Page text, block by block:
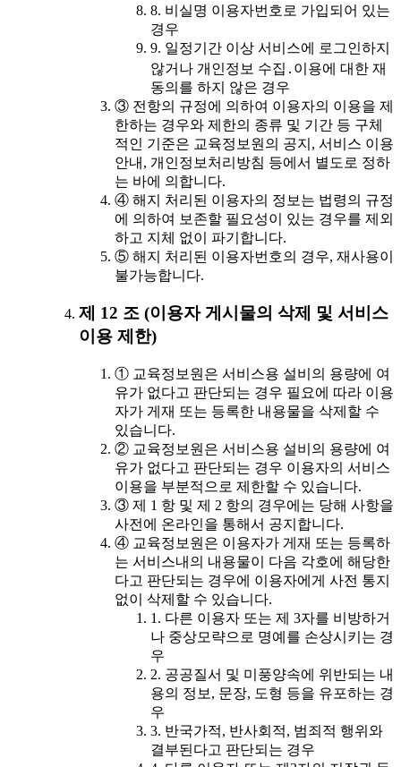
8. 비실명 이용자번호로 가입되어 있는
경우
9. 일정기간 이상 서비스에 로그인하지
않거나 개인정보 수집․이용에 대한 재
동의를 하지 않은 경우
③ 전항의 규정에 의하여 이용자의 이용을 제
한하는 경우와 제한의 종류 및 기간 등 구체
적인 기준은 교육정보원의 공지, 서비스 이용
안내, 개인정보처리방침 등에서 별도로 정하
는 바에 의합니다.
④ 해지 처리된 이용자의 정보는 법령의 규정
에 의하여 보존할 필요성이 있는 경우를 제외
하고 지체 없이 파기합니다.
⑤ 해지 처리된 이용자번호의 경우, 재사용이
불가능합니다.
제 12 조 (이용자 게시물의 삭제 및 서비스
이용 제한)
① 교육정보원은 서비스용 설비의 용량에 여
유가 없다고 판단되는 경우 필요에 따라 이용
자가 게재 또는 등록한 내용물을 삭제할 수
있습니다.
② 교육정보원은 서비스용 설비의 용량에 여
유가 없다고 판단되는 경우 이용자의 서비스
이용을 부분적으로 제한할 수 있습니다.
③ 제 1 항 및 제 2 항의 경우에는 당해 사항을
사전에 온라인을 통해서 공지합니다.
④ 교육정보원은 이용자가 게재 또는 등록하
는 서비스내의 내용물이 다음 각호에 해당한
다고 판단되는 경우에 이용자에게 사전 통지
없이 삭제할 수 있습니다.
1. 다른 이용자 또는 제 3자를 비방하거
나 중상모략으로 명예를 손상시키는 경
우
2. 공공질서 및 미풍양속에 위반되는 내
용의 정보, 문장, 도형 등을 유포하는 경
우
3. 반국가적, 반사회적, 범죄적 행위와
결부된다고 판단되는 경우